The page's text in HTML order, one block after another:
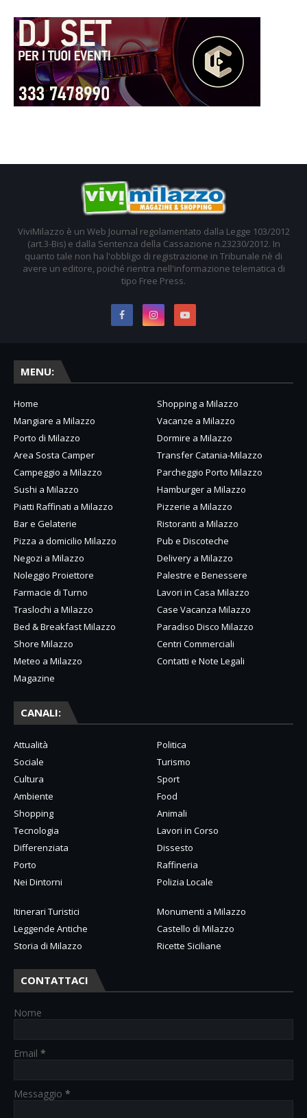
ViviMilazzo è un Web Journal regolamentato dalla Legge 103/2012
(art.3-Bis) e dalla Sentenza della Cassazione n.23230/2012. In
quanto tale non ha l'obbligo di registrazione in Tribunale nè di
avere un editore, poiché rientra nell'informazione telematica di
tipo Free Press.
MENU:
Home
Shopping a Milazzo
Mangiare a Milazzo
Vacanze a Milazzo
Porto di Milazzo
Dormire a Milazzo
Area Sosta Camper
Transfer Catania-Milazzo
Campeggio a Milazzo
Parcheggio Porto Milazzo
Sushi a Milazzo
Hamburger a Milazzo
Piatti Raffinati a Milazzo
Pizzerie a Milazzo
Bar e Gelaterie
Ristoranti a Milazzo
Pizza a domicilio Milazzo
Pub e Discoteche
Negozi a Milazzo
Delivery a Milazzo
Noleggio Proiettore
Palestre e Benessere
Farmacie di Turno
Lavori in Casa Milazzo
Traslochi a Milazzo
Case Vacanza Milazzo
Bed & Breakfast Milazzo
Paradiso Disco Milazzo
Shore Milazzo
Centri Commerciali
Meteo a Milazzo
Contatti e Note Legali
Magazine
CANALI:
Attualità
Politica
Sociale
Turismo
Cultura
Sport
Ambiente
Food
Shopping
Animali
Tecnologia
Lavori in Corso
Differenziata
Dissesto
Porto
Raffineria
Nei Dintorni
Polizia Locale
Itinerari Turistici
Monumenti a Milazzo
Leggende Antiche
Castello di Milazzo
Storia di Milazzo
Ricette Siciliane
CONTATTACI
Nome
Email *
Messaggio *